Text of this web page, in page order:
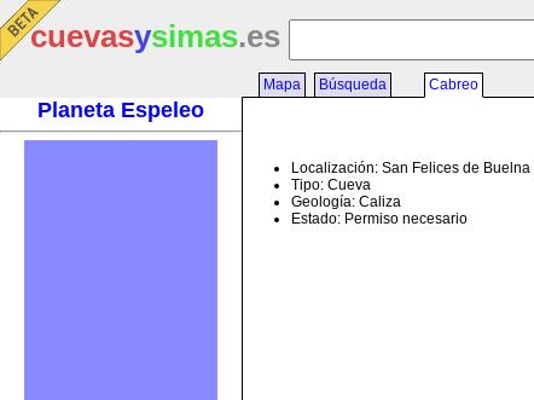
cuevasysimas.es
Planeta Espeleo
Mapa Búsqueda Cabreo
Localización: San Felices de
Tipo: Cueva
Geología: Caliza
Estado: Permiso necesario